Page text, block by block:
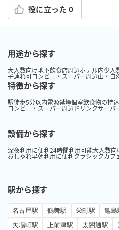
役に立った 0
用途から探す
大人数向け地下飲食店周辺ホテル内少人
子連れ可コンビニ・スーパー周辺山・自
特徴から探す
駅徒歩5分以内電源禁煙個室飲食物の持
コンビニ・スーパー周辺ドリンクサーバ
設備から探す
深夜利用に便利24時間利用可能大人数向
おしゃれ早朝利用に便利クラシックカフ
駅から探す
名古屋駅 鶴舞駅 栄町駅 亀島
矢場町駅
上前津駅 太閤通駅